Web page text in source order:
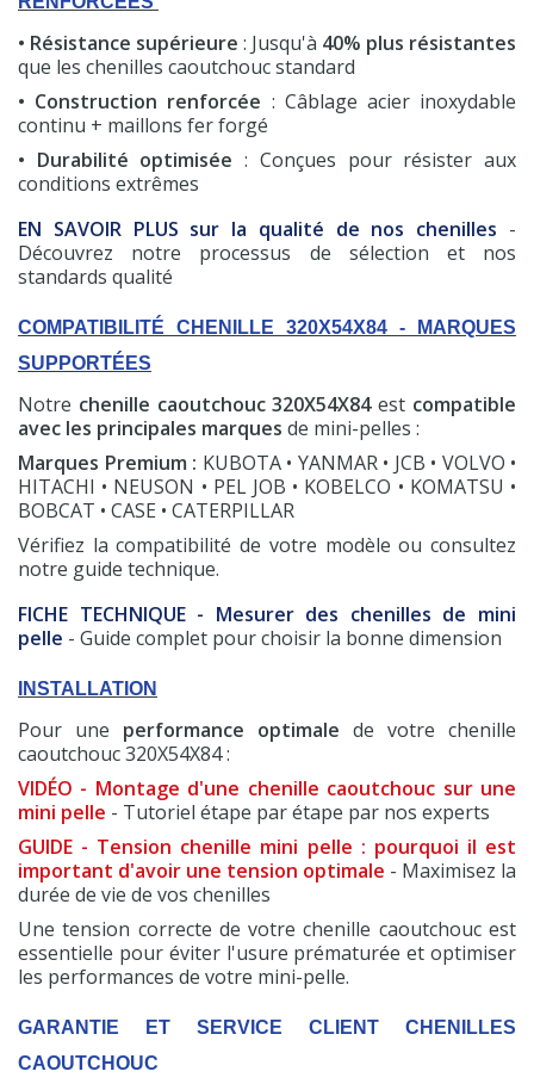
(7 avis)
• Résistance supérieure : Jusqu'à 40% plus résistantes
que les chenilles caoutchouc standard
• Construction renforcée : Câblage acier inoxydable
continu + maillons fer forgé
• Durabilité optimisée : Conçues pour résister aux
conditions extrêmes
EN SAVOIR PLUS sur la qualité de nos chenilles -
Découvrez notre processus de sélection et nos
standards qualité
COMPATIBILITÉ CHENILLE 320X54X84 - MARQUES
SUPPORTÉES
Notre chenille caoutchouc 320X54X84est compatible
avec les principales marques de mini-pelles :
Marques Premium : KUBOTA • YANMAR • JCB • VOLVO •
HITACHI • NEUSON • PEL JOB • KOBELCO • KOMATSU •
BOBCAT • CASE • CATERPILLAR
Vérifiez la compatibilité de votre modèle ou consultez
notre guide technique.
FICHE TECHNIQUE - Mesurer des chenilles de mini
pelle - Guide complet pour choisir la bonne dimension
INSTALLATION
Pour une performance optimale de votre chenille
caoutchouc 320X54X84 :
VIDÉO - Montage d'une chenille caoutchouc sur une
mini pelle - Tutoriel étape par étape par nos experts
GUIDE - Tension chenille mini pelle : pourquoi il est
important d'avoir une tension optimale - Maximisez la
durée de vie de vos chenilles
Une tension correcte de votre chenille caoutchouc est
essentielle pour éviter l'usure prématurée et optimiser
les performances de votre mini-pelle.
GARANTIE ET SERVICE CLIENT CHENILLES
CAOUTCHOUC